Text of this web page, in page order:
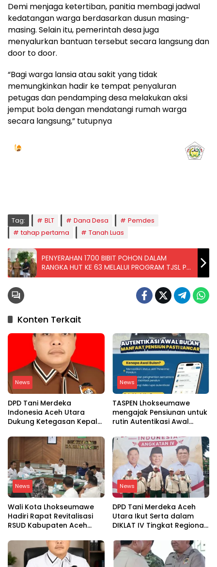
Demi menjaga ketertiban, panitia membagi jadwal
kedatangan warga berdasarkan dusun masing-
masing. Selain itu, pemerintah desa juga
menyalurkan bantuan tersebut secara langsung dan
door to door.
“Bagi warga lansia atau sakit yang tidak
memungkinkan hadir ke tempat penyaluran
petugas dan pendamping desa melakukan aksi
jemput bola dengan mendatangi rumah warga
secara langsung,” tutupnya
Tag: BLT Dana Desa
Pemdes
tahap pertama
Tanah Luas
PENYERAHAN 1700 BIBIT POHON DALAM
RANGKA HUT KE 63 MELALUI PROGRAM TJSL PT
TASPEN (PERSERO) TAHUN 2026
Konten Terkait
News
DPD Tani Merdeka
Indonesia Aceh Utara
Dukung Ketegasan Kepala
SPPG
News
TASPEN Lhokseumawe
mengajak Pensiunan untuk
rutin Autentikasi Awal
Pensiun tetap Lancar
News
Wali Kota Lhokseumawe
Hadiri Rapat Revitalisasi
RSUD Kabupaten Aceh
Kepemilikan RSU Cut
Meutia
News
DPD Tani Merdeka Aceh
Utara Ikut Serta dalam
DIKLAT IV Tingkat Regional